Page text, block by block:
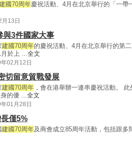
國70周年慶祝活動、4月在北京舉行的「一帶
13日
與3件國家大事
建國70周年的慶祝活動、4月在北京舉行的第
於上 ...全文
02月12日
切留意貿戰發展
建國70周年 ，會在港舉辦一連串慶祝活動。
的優 ...全文
01月28日
僅5%
建國70周年及商會成立85周年活動，包括跟